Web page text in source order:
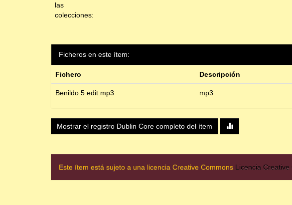
las
colecciones:
Ficheros en este ítem:
Fichero Descripción
Benildo 5 edit.mp3 mp3
Mostrar el registro Dublin Core completo del ítem
Este ítem está sujeto a una licencia Creative Commons Licencia Creative